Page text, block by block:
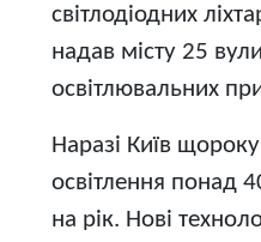
світлодіодних
надав місту 25
освітлювальних
Наразі Київ
освітлення понад
на рік. Нові